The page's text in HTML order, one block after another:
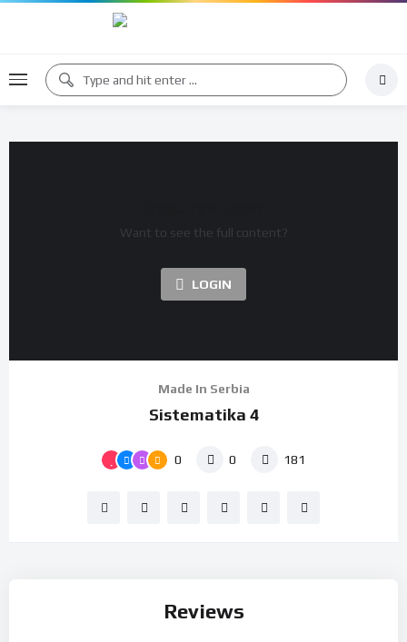
Want to see the full content?
LOGIN
Made In Serbia
Sistematika 4
0 0 181
Reviews